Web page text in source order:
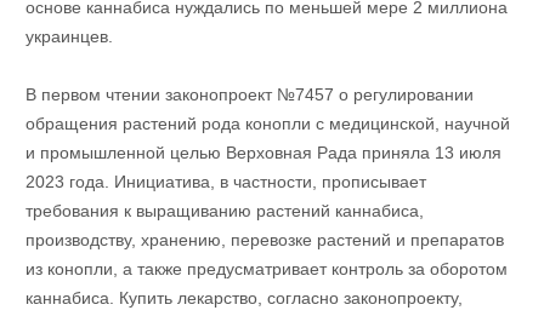
основе каннабиса нуждались по меньшей мере 2 миллиона
украинцев.
В первом чтении законопроект №7457 о регулировании
обращения растений рода конопли с медицинской, научной
и промышленной целью Верховная Рада приняла 13 июля
2023 года. Инициатива, в частности, прописывает
требования к выращиванию растений каннабиса,
производству, хранению, перевозке растений и препаратов
из конопли, а также предусматривает контроль за оборотом
каннабиса. Купить лекарство, согласно законопроекту,